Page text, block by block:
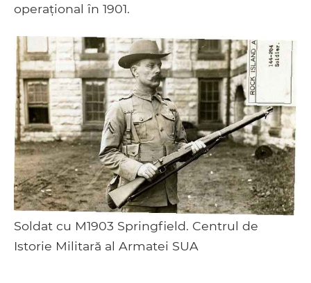
operațional în 1901.
Soldat cu M1903 Springfield. Centrul de
Istorie Militară al Armatei SUA